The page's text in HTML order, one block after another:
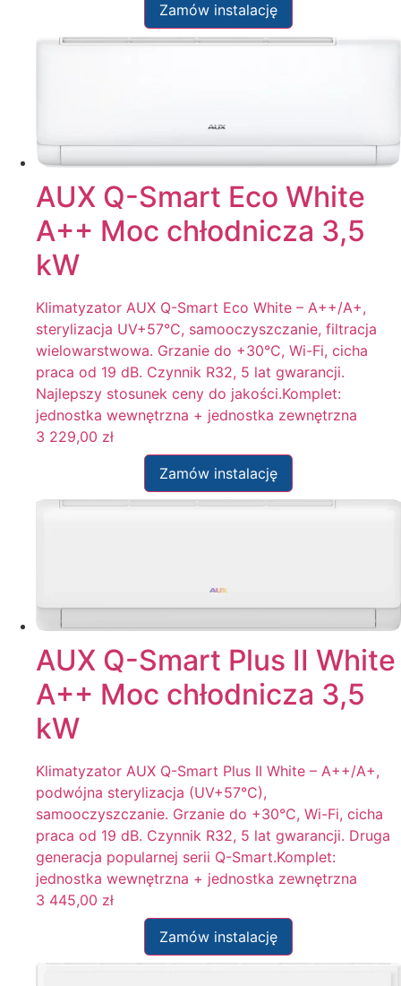
Zamów instalację
AUX Q-Smart Eco White
A++ Moc chłodnicza 3,5
kW
Klimatyzator AUX Q-Smart Eco White – A++/A+,
sterylizacja UV+57°C, samooczyszczanie, filtracja
wielowarstwowa. Grzanie do +30°C, Wi-Fi, cicha
praca od 19 dB. Czynnik R32, 5 lat gwarancji.
Najlepszy stosunek ceny do jakości.Komplet:
jednostka wewnętrzna + jednostka zewnętrzna
3 229,00 zł
Zamów instalację
AUX Q-Smart Plus II White
A++ Moc chłodnicza 3,5
kW
Klimatyzator AUX Q-Smart Plus II White – A++/A+,
podwójna sterylizacja (UV+57°C),
samooczyszczanie. Grzanie do +30°C, Wi-Fi, cicha
praca od 19 dB. Czynnik R32, 5 lat gwarancji. Druga
generacja popularnej serii Q-Smart.Komplet:
jednostka wewnętrzna + jednostka zewnętrzna
3 445,00 zł
Zamów instalację